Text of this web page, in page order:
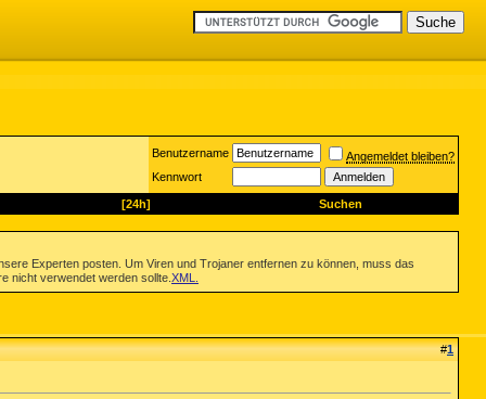
Benutzername
Angemeldet bleiben?
Kennwort
[24h] Suchen
Experten posten. Um Viren und Trojaner entfernen zu können, muss das
nicht verwendet werden sollte. XML
#1